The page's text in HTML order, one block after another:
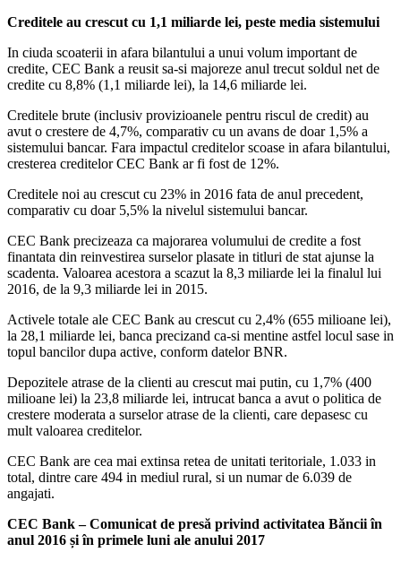
Creditele au crescut cu 1,1 miliarde lei, peste media sistemului
In ciuda scoaterii in afara bilantului a unui volum important de
credite, CEC Bank a reusit sa-si majoreze anul trecut soldul net de
credite cu 8,8% (1,1 miliarde lei), la 14,6 miliarde lei.
Creditele brute (inclusiv provizioanele pentru riscul de credit) au
avut o crestere de 4,7%, comparativ cu un avans de doar 1,5% a
sistemului bancar. Fara impactul creditelor scoase in afara bilantului,
cresterea creditelor CEC Bank ar fi fost de 12%.
Creditele noi au crescut cu 23% in 2016 fata de anul precedent,
comparativ cu doar 5,5% la nivelul sistemului bancar.
CEC Bank precizeaza ca majorarea volumului de credite a fost
finantata din reinvestirea surselor plasate in titluri de stat ajunse la
scadenta. Valoarea acestora a scazut la 8,3 miliarde lei la finalul lui
2016, de la 9,3 miliarde lei in 2015.
Activele totale ale CEC Bank au crescut cu 2,4% (655 milioane lei),
la 28,1 miliarde lei, banca precizand ca-si mentine astfel locul sase in
topul bancilor dupa active, conform datelor BNR.
Depozitele atrase de la clienti au crescut mai putin, cu 1,7% (400
milioane lei) la 23,8 miliarde lei, intrucat banca a avut o politica de
crestere moderata a surselor atrase de la clienti, care depasesc cu
mult valoarea creditelor.
CEC Bank are cea mai extinsa retea de unitati teritoriale, 1.033 in
total, dintre care 494 in mediul rural, si un numar de 6.039 de
angajati.
CEC Bank – Comunicat de presă privind activitatea Băncii în
anul 2016 și în primele luni ale anului 2017